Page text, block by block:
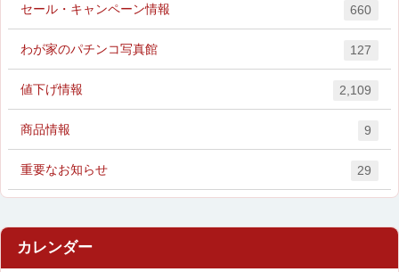
セール・キャンペーン情報 660
わが家のパチンコ写真館 127
値下げ情報 2,109
商品情報 9
重要なお知らせ 29